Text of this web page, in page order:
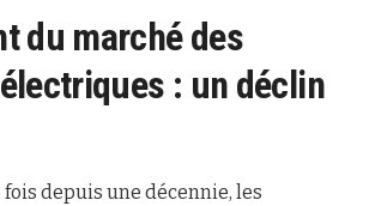
du marché des
: un déclin
depuis une décennie, les